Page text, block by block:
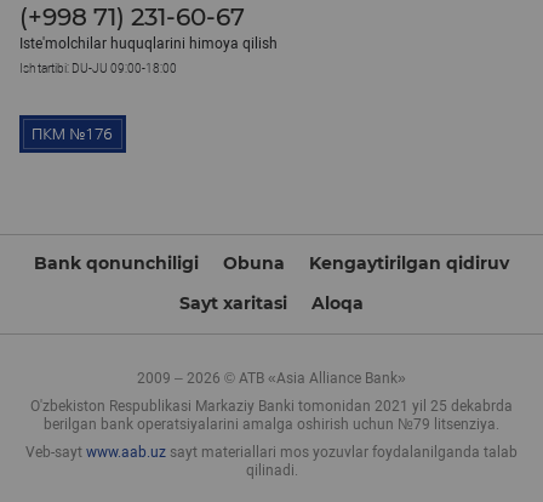
(+998 71) 231-60-67
Iste'molchilar huquqlarini himoya qilish
Ish tartibi: DU-JU 09:00-18:00
Bank qonunchiligi Obuna
Kengaytirilgan qidiruv
Sayt xaritasi
Aloqa
2009 – 2026 © ATB «Asia Alliance Bank»
O'zbekiston Respublikasi Markaziy Banki tomonidan 2021 yil 25 dekabrda
berilgan bank operatsiyalarini amalga oshirish uchun №79 litsenziya.
Veb-sayt www.aab.uz sayt materiallari mos yozuvlar foydalanilganda talab
qilinadi.